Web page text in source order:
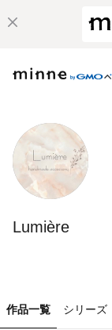
Lumière
作品一覧 シリーズ